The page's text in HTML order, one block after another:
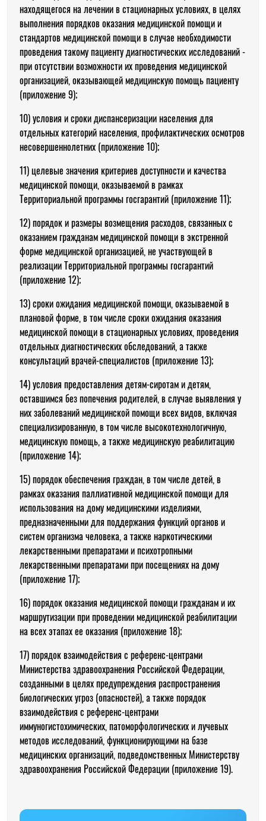
находящегося на лечении в стационарных условиях, в целях
выполнения порядков оказания медицинской помощи и
стандартов медицинской помощи в случае необходимости
проведения такому пациенту диагностических исследований -
при отсутствии возможности их проведения медицинской
организацией, оказывающей медицинскую помощь пациенту
(приложение 9);
10) условия и сроки диспансеризации населения для
отдельных категорий населения, профилактических осмотров
несовершеннолетних (приложение 10);
11) целевые значения критериев доступности и качества
медицинской помощи, оказываемой в рамках
Территориальной программы госгарантий (приложение 11);
12) порядок и размеры возмещения расходов, связанных с
оказанием гражданам медицинской помощи в экстренной
форме медицинской организацией, не участвующей в
реализации Территориальной программы госгарантий
(приложение 12);
13) сроки ожидания медицинской помощи, оказываемой в
плановой форме, в том числе сроки ожидания оказания
медицинской помощи в стационарных условиях, проведения
отдельных диагностических обследований, а также
консультаций врачей-специалистов (приложение 13);
14) условия предоставления детям-сиротам и детям,
оставшимся без попечения родителей, в случае выявления у
них заболеваний медицинской помощи всех видов, включая
специализированную, в том числе высокотехнологичную,
медицинскую помощь, а также медицинскую реабилитацию
(приложение 14);
15) порядок обеспечения граждан, в том числе детей, в
рамках оказания паллиативной медицинской помощи для
использования на дому медицинскими изделиями,
предназначенными для поддержания функций органов и
систем организма человека, а также наркотическими
лекарственными препаратами и психотропными
лекарственными препаратами при посещениях на дому
(приложение 17);
16) порядок оказания медицинской помощи гражданам и их
маршрутизации при проведении медицинской реабилитации
на всех этапах ее оказания (приложение 18);
17) порядок взаимодействия с референс-центрами
Министерства здравоохранения Российской Федерации,
созданными в целях предупреждения распространения
биологических угроз (опасностей), а также порядок
взаимодействия с референс-центрами
иммуногистохимических, патоморфологических и лучевых
методов исследований, функционирующими на базе
медицинских организаций, подведомственных Министерству
здравоохранения Российской Федерации (приложение 19).